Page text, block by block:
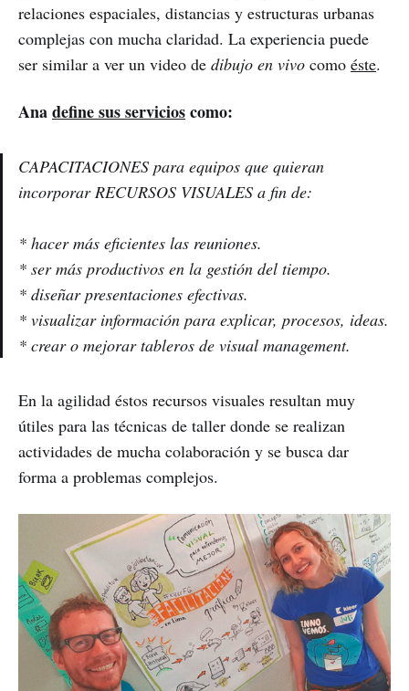
relaciones espaciales, distancias y estructuras urbanas
complejas con mucha claridad. La experiencia puede
ser similar a ver un video de dibujo en vivo como éste.
Anadefine sus servicioscomo:
CAPACITACIONES para equipos que quieran
incorporar RECURSOS VISUALES a fin de:
* hacer más eficientes las reuniones.
* ser más productivos en la gestión del tiempo.
* diseñar presentaciones efectivas.
* visualizar información para explicar, procesos, ideas.
* crear o mejorar tableros de visual management.
En la agilidad éstos recursos visuales resultan muy
útiles para las técnicas de taller donde se realizan
actividades de mucha colaboración y se busca dar
forma a problemas complejos.